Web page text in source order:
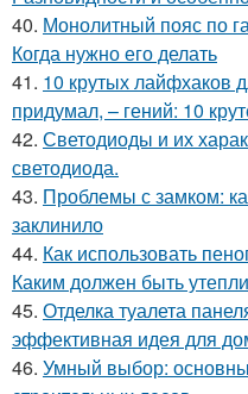
40. Монолитный пояс по
Когда нужно его делать
41. 10 крутых лайфхаков
придумал, – гений: 10
42. Светодиоды и их
светодиода.
43. Проблемы с замком:
заклинило
44. Как использовать
Каким должен быть
45. Отделка туалета
эффективная идея для
46. Умный выбор: